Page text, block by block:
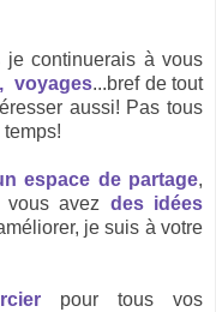
continuerais à vous
voyages...bref de tout
aussi! Pas tous
espace de partage,
avez des idées
je suis à votre
pour tous vos